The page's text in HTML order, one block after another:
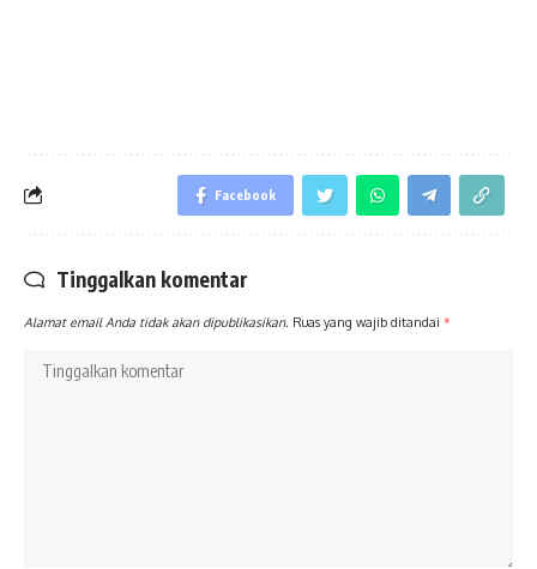
Facebook
Tinggalkan komentar
Alamat email Anda tidak akan dipublikasikan. Ruas yang wajib ditandai *